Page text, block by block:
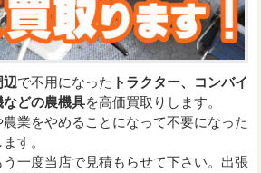
で不用になった トラクター、コンバイ
などの農機具を高価買取りします。
業をやめることになって不要になった
す。
一度当店で見積もらせて下さい。出張